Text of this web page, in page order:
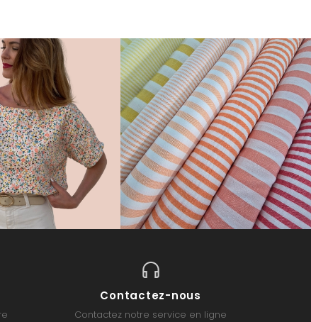
Contactez-nous
Contactez notre service en ligne